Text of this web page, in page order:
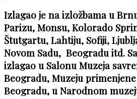
Izlagao je na izložbama u
Parizu, Monsu, Kolorado
Štutgartu, Lahtiju, Sofiji,
Novom Sadu, Beogradu itd.
izlagao u Salonu Muzeja
Beogradu, Muzeju
Beogradu, u Narodnom